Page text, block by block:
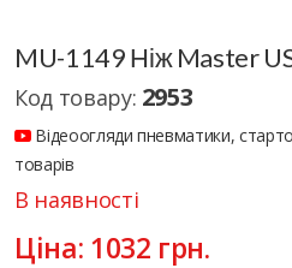
MU-1149 Ніж Master
Код товару: 2953
Відеоогляди пневматики,
товарів
В наявності
Ціна: 1032 грн.